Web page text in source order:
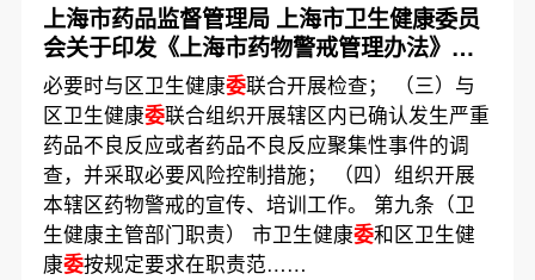
上海市药品监督管理局 上海市卫生健康委员
会关于印发《上海市药物警戒管理办法》的
通知
必要时与区卫生健康委联合开展检查； （三）与
区卫生健康委联合组织开展辖区内已确认发生严重
药品不良反应或者药品不良反应聚集性事件的调
查，并采取必要风险控制措施； （四）组织开展
本辖区药物警戒的宣传、培训工作。 第九条（卫
生健康主管部门职责） 市卫生健康委和区卫生健
康委按规定要求在职责范……